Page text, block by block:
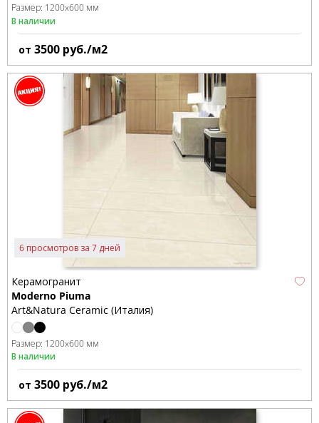
Размер: 1200x600 мм
В наличии
от 3500 руб./м2
6 просмотров за 7 дней
Керамогранит
Moderno Piuma
Art&Natura Ceramic (Италия)
Размер: 1200x600 мм
В наличии
от 3500 руб./м2